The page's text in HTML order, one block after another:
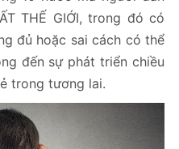
THẾ GIỚI, trong đó có
đủ hoặc sai cách có thể
đến sự phát triển chiều
trong tương lai.